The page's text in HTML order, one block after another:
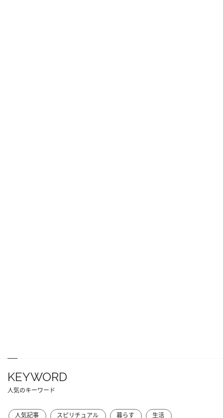
KEYWORD
人気のキーワード
人気記事 スピリチュアル 暮らす 生活